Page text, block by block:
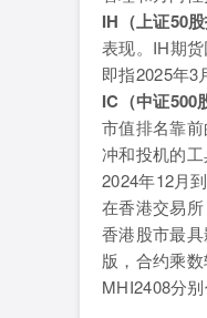
IH（上证50股
表现。IH期
即指2025年3
IC（中证500
市值排名靠
冲和投机的
2024年12月
在香港交易
香港股市最
版，合约乘
MHI2408分